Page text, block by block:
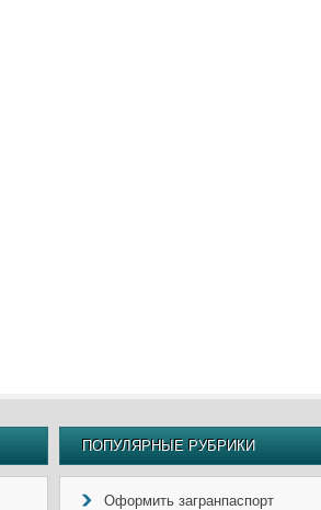
ПОПУЛЯРНЫЕ РУБРИКИ
Оформить загранпаспорт